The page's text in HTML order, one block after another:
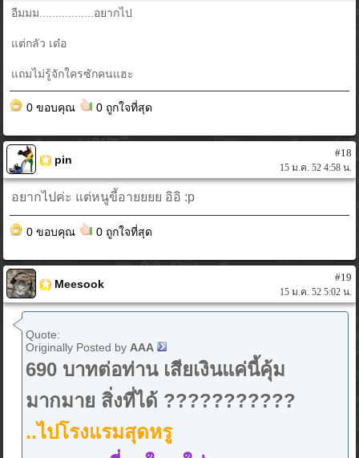
อืมมม.................อยากไป
แต่กลัว เด๋อ
แถมไม่รู้จักใครซักคนแฮะ
0 ขอบคุณ 0 ถูกใจที่สุด
pin
#18
15 ม.ค. 52 4:58 น.
อยากไปค่ะ แต่หนูขี้อายยยย อิอิ :p
0 ขอบคุณ 0 ถูกใจที่สุด
Meesook
#19
15 ม.ค. 52 5:02 น.
Quote:
Originally Posted by AAA
690 บาทต่อท่าน เสียเงินแค่นี้คุ้ม
มากมาย สิ่งที่ได้ ???????????
..ไปโรงแรมสุดหรู